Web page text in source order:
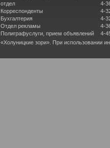
отдел
Корреспонденты
Бухгалтерия
Отдел рекламы
Полиграфуслуги, прием объявлений
4-
4-
4-
4-
4-
«Холуницкие зори». При использовании